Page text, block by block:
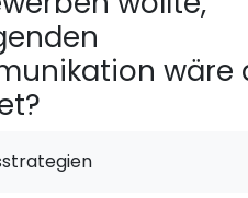
wäre